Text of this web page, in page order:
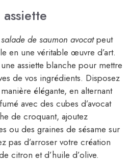
salade de saumon avocatpeut
en une véritable œuvre d’art.
assiette blanche pour mettre
de vos ingrédients. Disposez
élégante, en alternant
avec des cubes d’avocat
de croquant, ajoutez
ou des graines de sésame sur
pas d’arroser votre création
citron et d’huile d’olive.